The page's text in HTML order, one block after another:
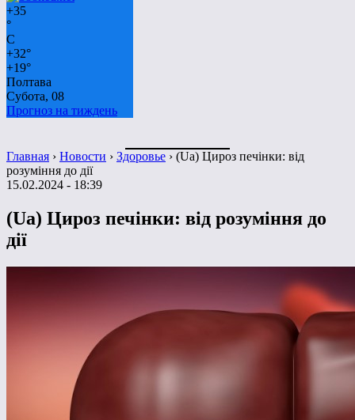
+35
°
C
+32°
+19°
Полтава
Субота, 08
Прогноз на тиждень
Главная › Новости › Здоровье › (Ua) Цироз печінки: від
розуміння до дії
15.02.2024 - 18:39
(Ua) Цироз печінки: від розуміння до
дії